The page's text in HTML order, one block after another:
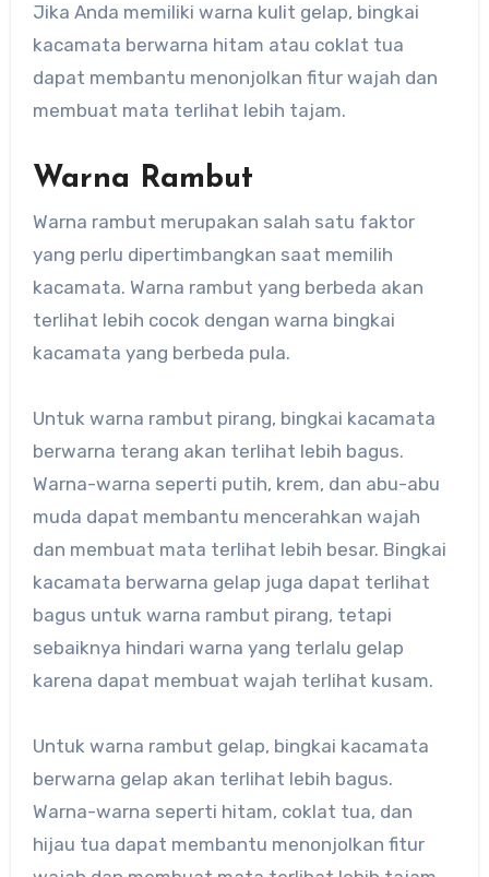
Jika Anda memiliki warna kulit gelap, bingkai
kacamata berwarna hitam atau coklat tua
dapat membantu menonjolkan fitur wajah dan
membuat mata terlihat lebih tajam.
Warna Rambut
Warna rambut merupakan salah satu faktor
yang perlu dipertimbangkan saat memilih
kacamata. Warna rambut yang berbeda akan
terlihat lebih cocok dengan warna bingkai
kacamata yang berbeda pula.
Untuk warna rambut pirang, bingkai kacamata
berwarna terang akan terlihat lebih bagus.
Warna-warna seperti putih, krem, dan abu-abu
muda dapat membantu mencerahkan wajah
dan membuat mata terlihat lebih besar. Bingkai
kacamata berwarna gelap juga dapat terlihat
bagus untuk warna rambut pirang, tetapi
sebaiknya hindari warna yang terlalu gelap
karena dapat membuat wajah terlihat kusam.
Untuk warna rambut gelap, bingkai kacamata
berwarna gelap akan terlihat lebih bagus.
Warna-warna seperti hitam, coklat tua, dan
hijau tua dapat membantu menonjolkan fitur